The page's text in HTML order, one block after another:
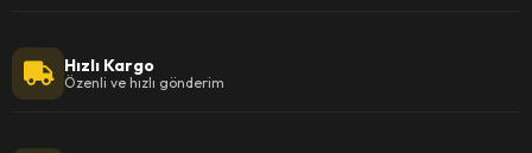
Hızlı Kargo
Özenli ve hızlı gönderim